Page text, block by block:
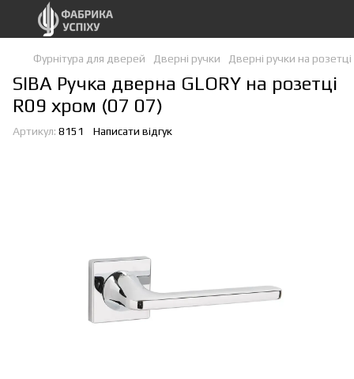
Фурнітура для дверей Дверні ручки Дверні ручки на розетці
SIBA Ручка дверна GLORY на розетці
R09 хром (07 07)
Артикул: 8151 Написати відгук